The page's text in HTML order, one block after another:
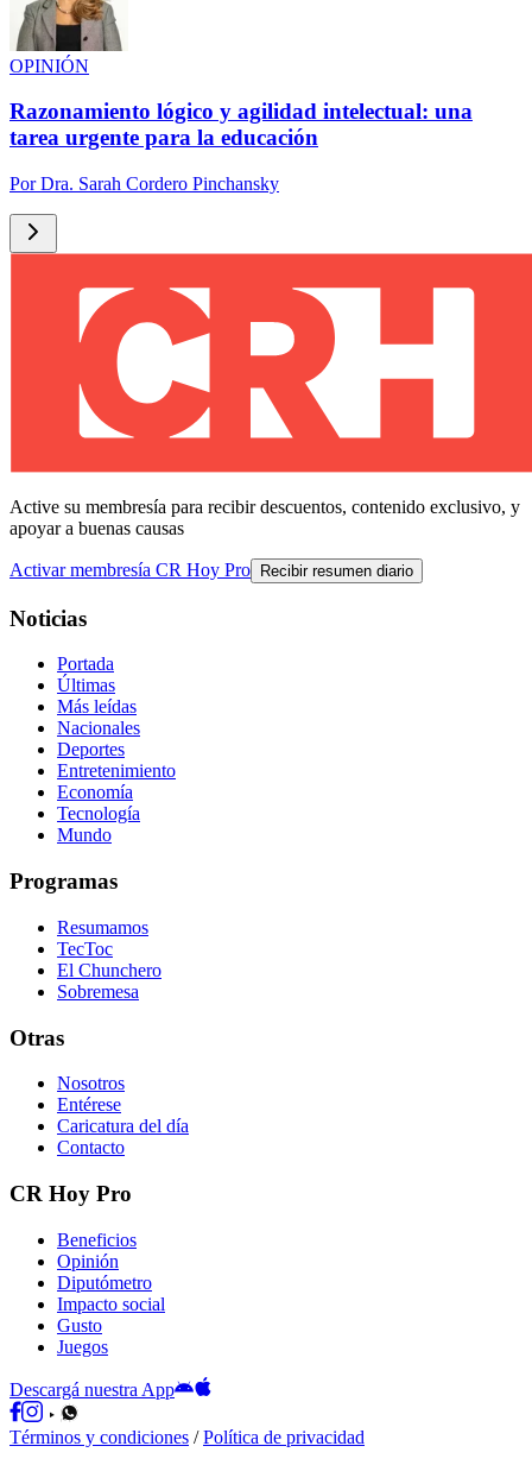
OPINIÓN
Razonamiento lógico y agilidad intelectual: una
tarea urgente para la educación
PorDra. Sarah Cordero Pinchansky
Active su membresía para recibir descuentos, contenido exclusivo, y
apoyar a buenas causas
Activar membresía CR Hoy Pro Recibir resumen diario
Noticias
Portada
Últimas
Más leídas
Nacionales
Deportes
Entretenimiento
Economía
Tecnología
Mundo
Programas
Resumamos
TecToc
El Chunchero
Sobremesa
Otras
Nosotros
Entérese
Caricatura del día
Contacto
CR Hoy Pro
Beneficios
Opinión
Diputómetro
Impacto social
Gusto
Juegos
Descargá nuestra App
Términos y condiciones /Política de privacidad